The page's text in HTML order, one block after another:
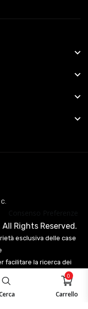
Carrello
0
All Rights Reserved.
esclusiva delle case
facilitare la ricerca dei